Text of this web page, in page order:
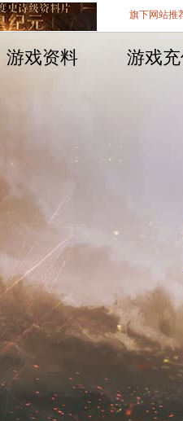
游戏资料 游戏
旗下网站推